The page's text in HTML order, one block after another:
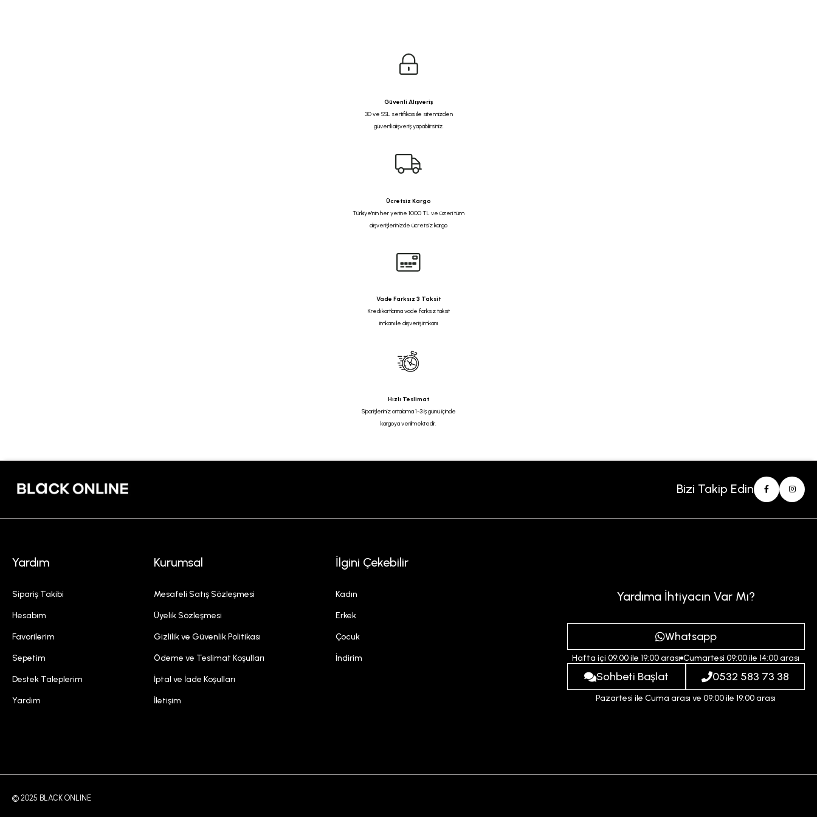
Güvenli Alışveriş
3D ve SSL sertifikası ile sitemizden
güvenli alışveriş yapabilirsiniz.
Ücretsiz Kargo
Türkiye'nin her yerine 1000 TL ve üzeri tüm
alışverişlerinizde ücretsiz kargo
Vade Farksız 3 Taksit
Kredi kartlarına vade farksız taksit
imkanı ile alışveriş imkanı
Hızlı Teslimat
Siparişleriniz ortalama 1-3 iş günü içinde
kargoya verilmektedir.
Bizi Takip Edin
Yardım
Sipariş Takibi
Hesabım
Favorilerim
Sepetim
Destek Taleplerim
Yardım
Kurumsal
Mesafeli Satış Sözleşmesi
Üyelik Sözleşmesi
Gizlilik ve Güvenlik Politikası
Ödeme ve Teslimat Koşulları
İptal ve İade Koşulları
İletişim
İlgini Çekebilir
Kadın
Erkek
Çocuk
İndirim
Yardıma İhtiyacın Var Mı?
Whatsapp
Hafta içi 09:00 ile 19:00 arası Cumartesi 09:00 ile 14:00 arası
Sohbeti Başlat 0532 583 73 38
Pazartesi ile Cuma arası ve 09:00 ile 19:00 arası
© 2025 BLACK ONLINE